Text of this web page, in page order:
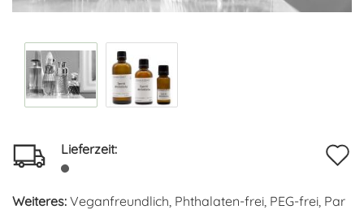
Lieferzeit:
Weiteres: Veganfreundlich, Phthalaten-frei, PEG-frei, Par